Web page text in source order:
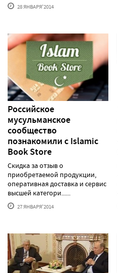
28 ЯНВАРЯ'2014
Российское
мусульманское
сообщество
познакомили с Islamic
Book Store
Скидка за отзыв о
приобретаемой продукции,
оперативная доставка и сервис
высшей категори......
27 ЯНВАРЯ'2014